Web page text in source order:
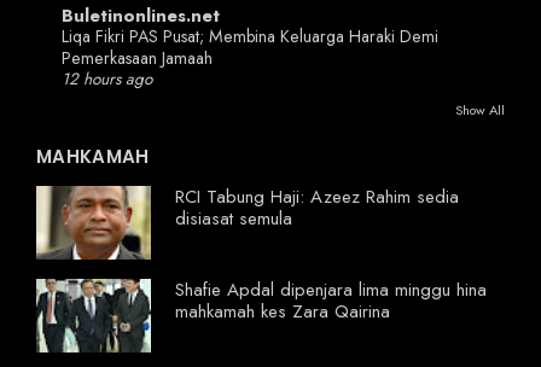
Buletinonlines.net
Liqa Fikri PAS Pusat; Membina Keluarga Haraki Demi
Pemerkasaan Jamaah
12 hours ago
Show All
MAHKAMAH
RCI Tabung Haji: Azeez Rahim sedia
disiasat semula
Shafie Apdal dipenjara lima minggu hina
mahkamah kes Zara Qairina